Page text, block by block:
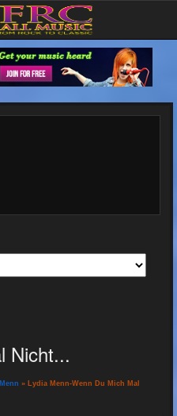
Nicht...
» Lydia Menn-Wenn Du Mich Mal